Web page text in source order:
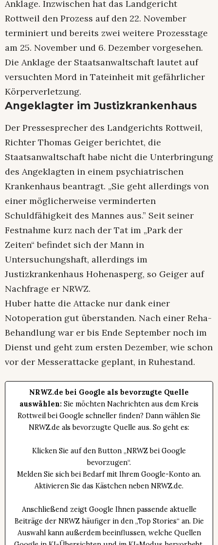
Anklage. Inzwischen hat das Landgericht
Rottweil den Prozess auf den 22. November
terminiert und bereits zwei weitere Prozesstage
am 25. November und 6. Dezember vorgesehen.
Die Anklage der Staatsanwaltschaft lautet auf
versuchten Mord in Tateinheit mit gefährlicher
Körperverletzung.
Angeklagter im Justizkrankenhaus
Der Pressesprecher des Landgerichts Rottweil,
Richter Thomas Geiger berichtet, die
Staatsanwaltschaft habe nicht die Unterbringung
des Angeklagten in einem psychiatrischen
Krankenhaus beantragt. „Sie geht allerdings von
einer möglicherweise verminderten
Schuldfähigkeit des Mannes aus.” Seit seiner
Festnahme kurz nach der Tat im „Park der
Zeiten“ befindet sich der Mann in
Untersuchungshaft, allerdings im
Justizkrankenhaus Hohenasperg, so Geiger auf
Nachfrage er NRWZ.
Huber hatte die Attacke nur dank einer
Notoperation gut überstanden. Nach einer Reha-
Behandlung war er bis Ende September noch im
Dienst und geht zum ersten Dezember, wie schon
vor der Messerattacke geplant, in Ruhestand.
NRWZ.de bei Google als bevorzugte Quelle
auswählen: Sie möchten Nachrichten aus dem Kreis
Rottweil bei Google schneller finden? Dann wählen Sie
NRWZ.de als bevorzugte Quelle aus. So geht es:
Klicken Sie auf den Button „NRWZ bei Google
bevorzugen“.
Melden Sie sich bei Bedarf mit Ihrem Google-Konto an.
Aktivieren Sie das Kästchen neben NRWZ.de.
Anschließend zeigt Google Ihnen passende aktuelle
Beiträge der NRWZ häufiger in den „Top Stories“ an. Die
Auswahl kann außerdem beeinflussen, welche Quellen